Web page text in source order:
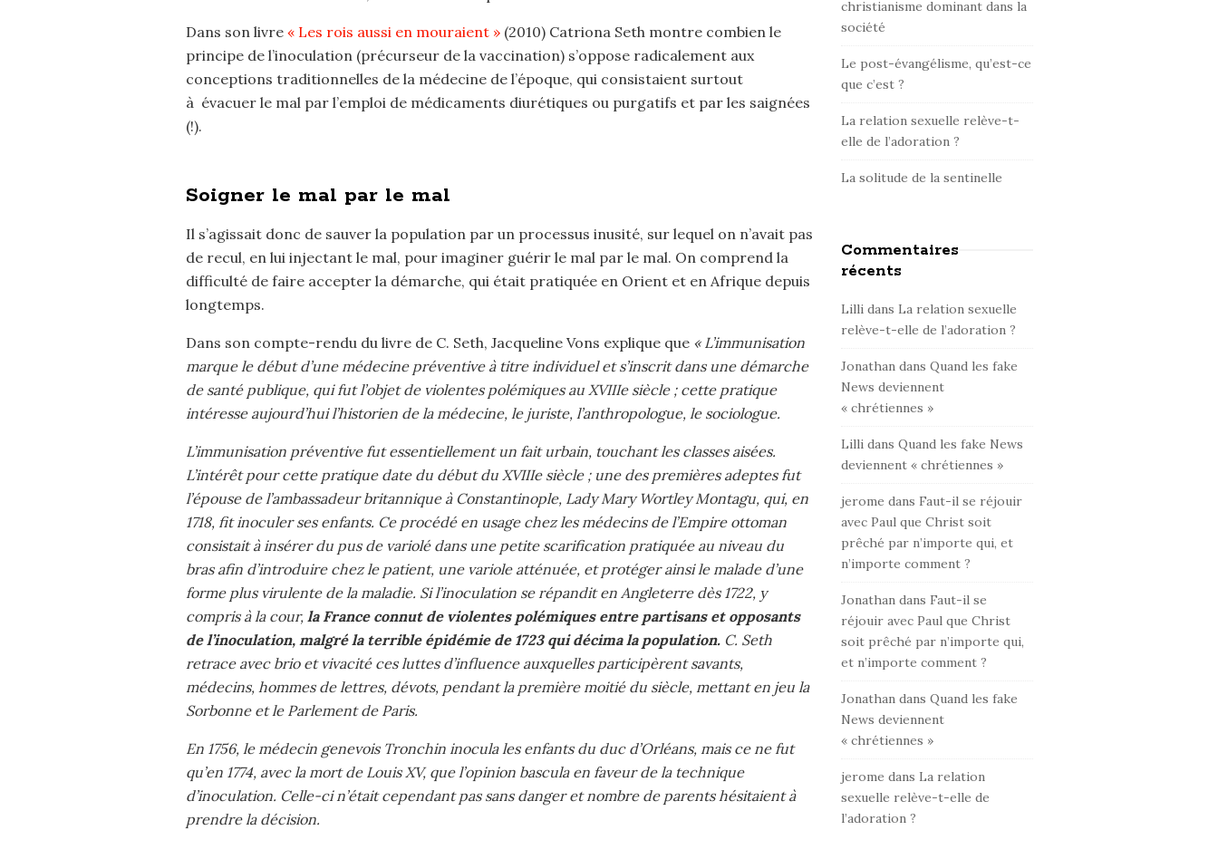
Dans son livre « Les rois aussi en mouraient »(2010) Catriona Seth montre combien le
principe de l’inoculation (précurseur de la vaccination) s’oppose radicalement aux
conceptions traditionnelles de la médecine de l’époque, qui consistaient surtout
à évacuer le mal par l’emploi de médicaments diurétiques ou purgatifs et par les saignées
(!).
Soigner le mal par le mal
Il s’agissait donc de sauver la population par un processus inusité, sur lequel on n’avait pas
de recul, en lui injectant le mal, pour imaginer guérir le mal par le mal. On comprend la
difficulté de faire accepter la démarche, qui était pratiquée en Orient et en Afrique depuis
longtemps.
Dans son compte-rendu du livre de C. Seth, Jacqueline Vons explique que « L’immunisation
marque le début d’une médecine préventive à titre individuel et s’inscrit dans une démarche
de santé publique, qui fut l’objet de violentes polémiques au XVIIIe siècle ; cette pratique
intéresse aujourd’hui l’historien de la médecine, le juriste, l’anthropologue, le sociologue.
L’immunisation préventive fut essentiellement un fait urbain, touchant les classes aisées.
L’intérêt pour cette pratique date du début du XVIIIe siècle ; une des premières adeptes fut
l’épouse de l’ambassadeur britannique à Constantinople, Lady Mary Wortley Montagu, qui, en
1718, fit inoculer ses enfants. Ce procédé en usage chez les médecins de l’Empire ottoman
consistait à insérer du pus de variolé dans une petite scarification pratiquée au niveau du
bras afin d’introduire chez le patient, une variole atténuée, et protéger ainsi le malade d’une
forme plus virulente de la maladie. Si l’inoculation se répandit en Angleterre dès 1722, y
compris à la cour, la France connut de violentes polémiques entre partisans et opposants
de l’inoculation, malgré la terrible épidémie de 1723 qui décima la population.C. Seth
retrace avec brio et vivacité ces luttes d’influence auxquelles participèrent savants,
médecins, hommes de lettres, dévots, pendant la première moitié du siècle, mettant en jeu la
Sorbonne et le Parlement de Paris.
En 1756, le médecin genevois Tronchin inocula les enfants du duc d’Orléans, mais ce ne fut
qu’en 1774, avec la mort de Louis XV, que l’opinion bascula en faveur de la technique
d’inoculation. Celle-ci n’était cependant pas sans danger et nombre de parents hésitaient à
prendre la décision.
christianisme dominant dans la
société
Le post-évangélisme, qu’est-ce
que c’est ?
La relation sexuelle relève-t-
elle de l’adoration ?
La solitude de la sentinelle
Commentaires
récents
Lilli dans La relation sexuelle
relève-t-elle de l’adoration ?
Jonathan dansQuand les fake
News deviennent
« chrétiennes »
Lilli dansQuand les fake News
deviennent « chrétiennes »
jerome dans Faut-il se réjouir
avec Paul que Christ soit
prêché par n’importe qui, et
n’importe comment ?
Jonathan dans Faut-il se
réjouir avec Paul que Christ
soit prêché par n’importe qui,
et n’importe comment ?
Jonathan dansQuand les fake
News deviennent
« chrétiennes »
jerome dans La relation
sexuelle relève-t-elle de
l’adoration ?